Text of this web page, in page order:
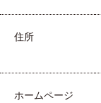
住所
ホームページ